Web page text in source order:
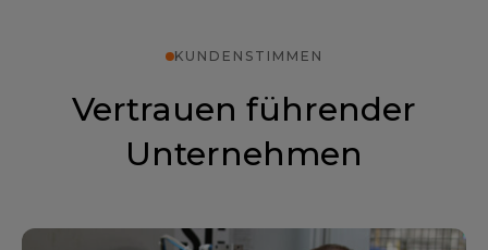
KUNDENSTIMMEN
Vertrauen führender
Unternehmen